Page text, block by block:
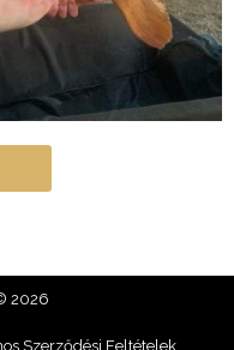
2026
Szerződési Feltételek